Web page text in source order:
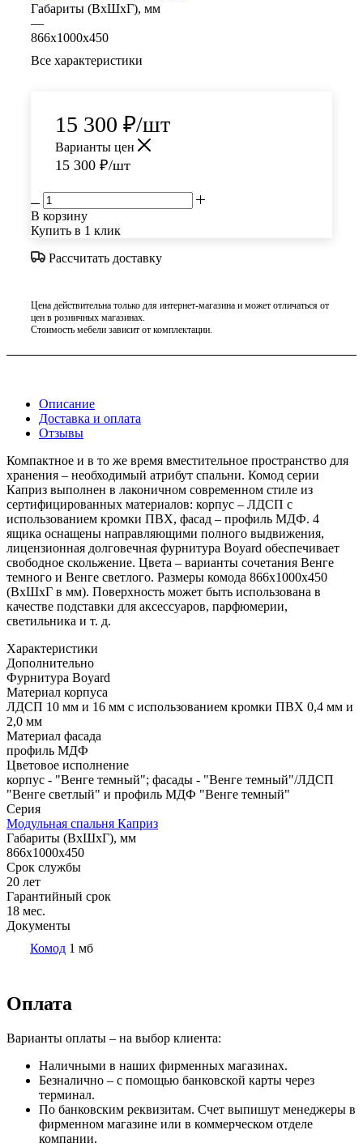
Габариты (ВхШхГ), мм
—
866х1000х450
Все характеристики
15 300 ₽/шт
Варианты цен
15 300 ₽/шт
В корзину
Купить в 1 клик
Рассчитать доставку
Цена действительна только для интернет-магазина и может отличаться от
цен в розничных магазинах.
Стоимость мебели зависит от комплектации.
Описание
Доставка и оплата
Отзывы
Компактное и в то же время вместительное пространство для
хранения – необходимый атрибут спальни. Комод серии
Каприз выполнен в лаконичном современном стиле из
сертифицированных материалов: корпус – ЛДСП с
использованием кромки ПВХ, фасад – профиль МДФ. 4
ящика оснащены направляющими полного выдвижения,
лицензионная долговечная фурнитура Boyard обеспечивает
свободное скольжение. Цвета – варианты сочетания Венге
темного и Венге светлого. Размеры комода 866х1000х450
(ВхШхГ в мм). Поверхность может быть использована в
качестве подставки для аксессуаров, парфюмерии,
светильника и т. д.
Характеристики
Дополнительно
Фурнитура Boyard
Материал корпуса
ЛДСП 10 мм и 16 мм с использованием кромки ПВХ 0,4 мм и
2,0 мм
Материал фасада
профиль МДФ
Цветовое исполнение
корпус - "Венге темный"; фасады - "Венге темный"/ЛДСП
"Венге светлый" и профиль МДФ "Венге темный"
Серия
Модульная спальня Каприз
Габариты (ВхШхГ), мм
866х1000х450
Срок службы
20 лет
Гарантийный срок
18 мес.
Документы
Комод 1 мб
Оплата
Варианты оплаты – на выбор клиента:
Наличными в наших фирменных магазинах.
Безналично – с помощью банковской карты через
терминал.
По банковским реквизитам. Счет выпишут менеджеры в
фирменном магазине или в коммерческом отделе
компании.